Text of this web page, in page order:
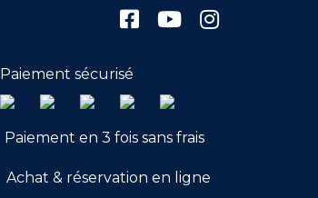
Paiement sécurisé
Paiement en 3 fois sans frais
Achat & réservation en ligne